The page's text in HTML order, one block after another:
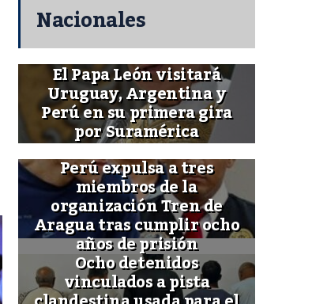
Nacionales
El Papa León visitará
Uruguay, Argentina y
Perú en su primera gira
por Suramérica
Perú expulsa a tres
miembros de la
organización Tren de
Aragua tras cumplir ocho
años de prisión
Ocho detenidos
vinculados a pista